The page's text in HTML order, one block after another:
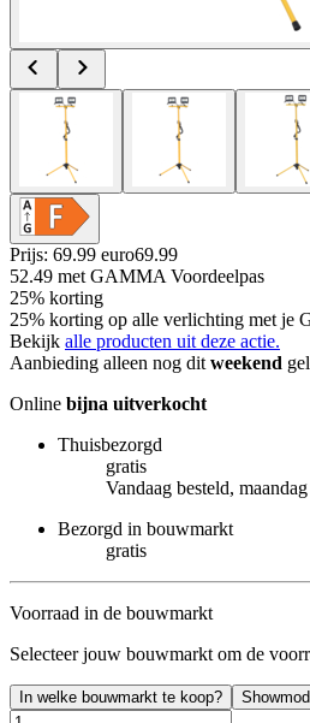
Prijs: 69.99 euro69.99
52.49 met GAMMA Voordeelpas
25% korting
25% korting op alle verlichting met je
Bekijk alle producten uit deze actie.
Aanbieding alleen nog dit weekend
Online bijna uitverkocht
Thuisbezorgd
gratis
Vandaag besteld,
Bezorgd in bouwmarkt
gratis
Voorraad in de bouwmarkt
Selecteer jouw bouwmarkt om de
In welke bouwmarkt te koop?